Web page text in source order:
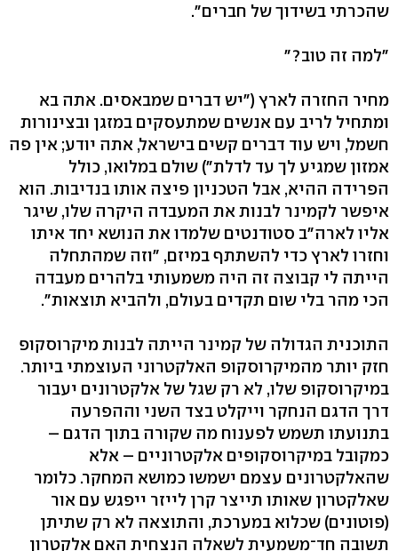
שהכרתי בשידוך של חברים".
"למה זה טוב?"
מחיר החזרה לארץ ("יש דברים שמבאסים. אתה בא
ומתחיל לריב עם אנשים שמתעסקים במזגן ובצינורות
חשמל, ויש עוד דברים קשים בישראל, אתה יודע; אין פה
אמזון שמגיע לך עד לדלת") שולם במלואו, כולל
הפרידה ההיא, אבל הטכניון פיצה אותו בנדיבות. הוא
איפשר לקמינר לבנות את המעבדה היקרה שלו, שיגר
אליו לארה"ב סטודנטים שלמדו את הנושא יחד איתו
וחזרו לארץ כדי להשתתף במיזם, "וזה שמהתחלה
הייתה לי קבוצה זה היה משמעותי בלהרים מעבדה
הכי מהר בלי שום תקדים בעולם, ולהביא תוצאות".
התוכנית הגדולה של קמינר הייתה לבנות מיקרוסקופ
חזק יותר מהמיקרוסקופ האלקטרוני העוצמתי ביותר.
במיקרוסקופ שלו, לא רק שגל של אלקטרונים יעבור
דרך הדגם הנחקר וייקלט בצד השני וההפרעה
בתנועתו תשמש לפענוח מה שקורה בתוך הדגם –
כמקובל במיקרוסקופים אלקטרוניים – אלא
שהאלקטרונים עצמם ישמשו כמושא המחקר. כלומר
שאלקטרון שאותו תייצר קרן לייזר ייפגש עם אור
(פוטונים) שכלוא במערכת, והתוצאה לא רק שתיתן
תשובה חד־משמעית לשאלה הנצחית האם אלקטרון